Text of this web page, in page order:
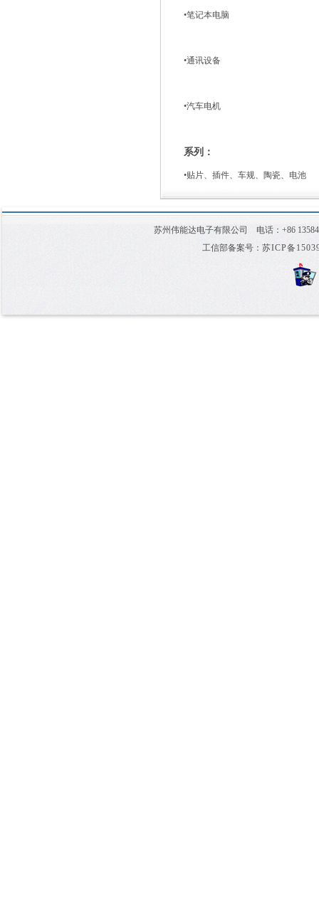
•笔记本电脑
•通讯设备
•汽车电机
系列：
•贴片、插件、车规、陶瓷、电池
苏州伟能达电子有限公司 电话：+86
工信部备案号： 苏ICP备